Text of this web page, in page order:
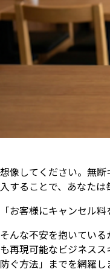
想像してください。無
入することで、あなた
「お客様にキャンセル
そんな不安を抱いてい
も再現可能なビジネス
防ぐ方法」までを網羅